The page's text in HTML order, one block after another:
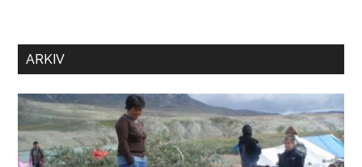
i
Kelter-
udstillingen
på
Moesgaard
ARKIV